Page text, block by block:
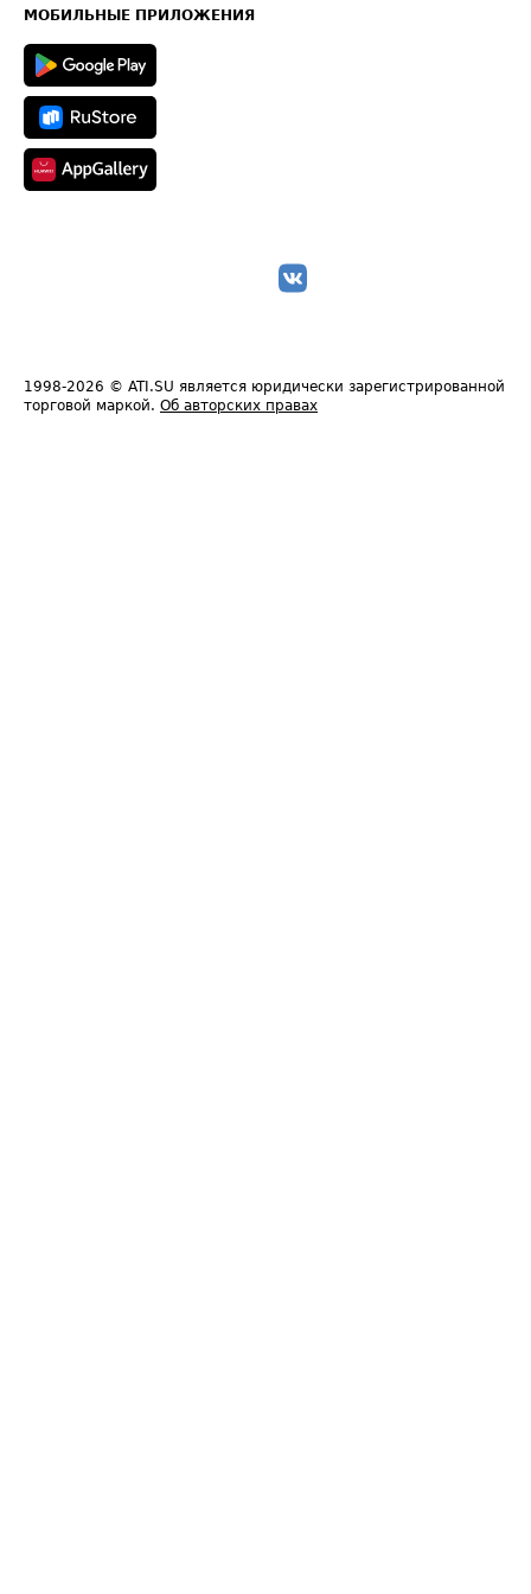
Техническая информация
МОБИЛЬНЫЕ ПРИЛОЖЕНИЯ
1998-2026 © ATI.SU является юридически зарегистрированной
торговой маркой. Об авторских правах